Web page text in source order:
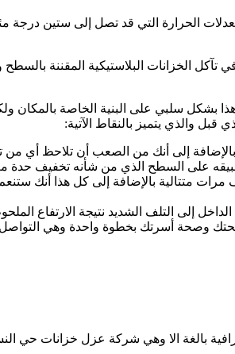
الحرارة التي قد تصل إلى ستين درجة
الخزانات البلاستيكية المقننة بالسطح
سلبي على البنية الخاصة بالمكان
والذي يتميز بالنقاط الآتية:
إلى أنك من الصعب أن تلاحظ أي من
على السطح الذي من شأنه تخفيف حدة
مرات متتالية بالإضافة إلى كل هذا أنك
إلى التلف الشديد نتيجة الارتفاع
صحتك وصحة أسرتك بخطوة واحدة وهي
بالغة الا وهي شركة عزل خزانات حي